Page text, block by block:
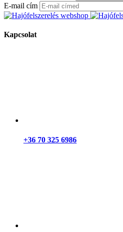
E-mail cím
Kapcsolat
+36 70 325 6986